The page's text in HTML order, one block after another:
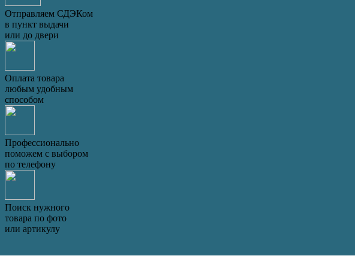
Отправляем СДЭКом
в пункт выдачи
или до двери
Оплата товара
любым удобным
способом
Профессионально
поможем с выбором
по телефону
Поиск нужного
товара по фото
или артикулу